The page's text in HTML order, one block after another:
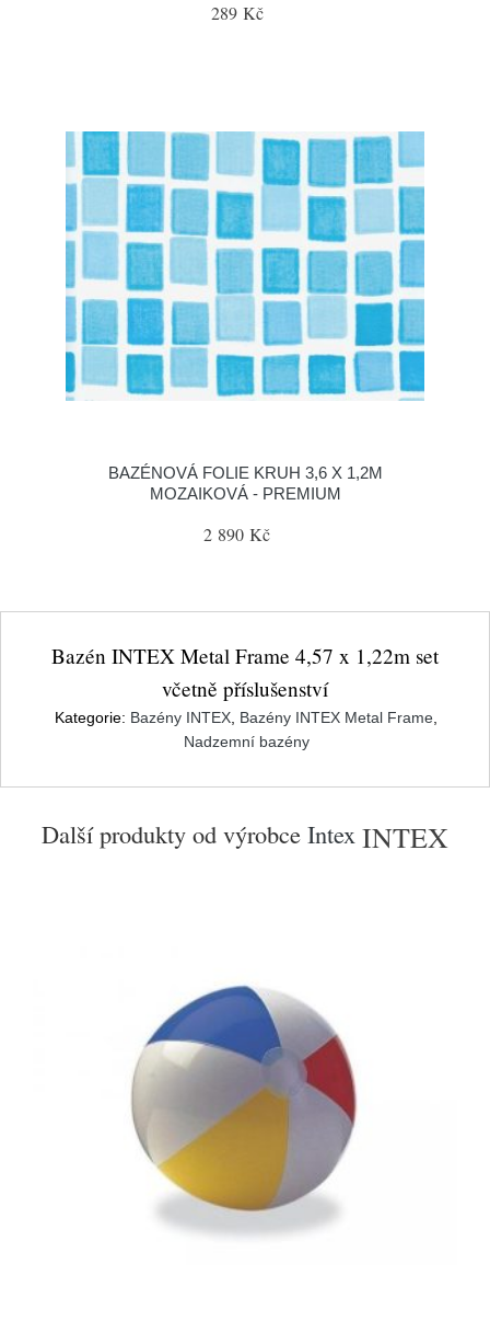
289 Kč
BAZÉNOVÁ FOLIE KRUH 3,6 X 1,2M
MOZAIKOVÁ - PREMIUM
2 890 Kč
Bazén INTEX Metal Frame 4,57 x 1,22m set
včetně příslušenství
Kategorie: Bazény INTEX Bazény INTEX Metal Frame
Nadzemní bazény
Další produkty od výrobce Intex INTEX